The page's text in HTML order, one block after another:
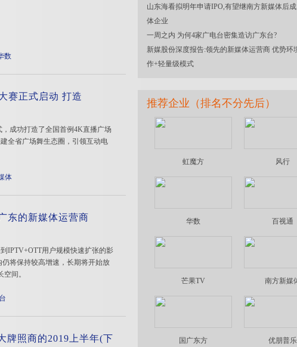
数
赛正式启动 打造
成功打造了全国首例4K直播广场
全省广场舞生态圈，引领互动电
体
东的新媒体运营商
IPTV+OTT用户规模快速扩张的影
将保持较高增速，长期将开始放
间。
牌照商的2019上半年(下
山东海看拟明年申请IPO,有望继南方新媒体后
体企业
一周之内 为何4家广电台密集造访广东台?
新媒股份深度报告:领先的新媒体运营商 优势环
作+轻量级模式
推荐企业（排名不分先后）
虹魔方 风行
华数 百视通
芒果TV 南方新媒
国广东方 优朋普乐